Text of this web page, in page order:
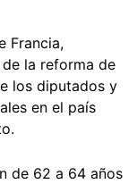
Francia,
de la reforma de
los diputados y
en el país
de 62 a 64 años